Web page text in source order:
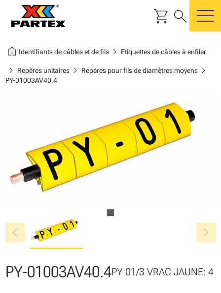
shopping_cart search
home Identifiants de câbles et de filschevron_right Etiquettes de câbles à enfiler
chevron_right Repères unitaireschevron_right Repères pour fils de diamètres moyenschevron_right
PY-01003AV40.4
chevron_left chevron_right
PY-01003AV40.4PY 01/3 VRAC JAUNE: 4